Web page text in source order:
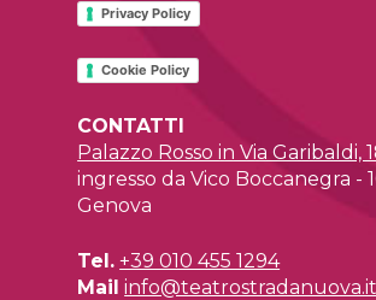
Privacy Policy
Cookie Policy
CONTATTI
Palazzo Rosso in Via Garibaldi,
ingresso da Vico Boccanegra -
Genova
Tel. +39 010 455 1294
Mail info@teatrostradanuova.it